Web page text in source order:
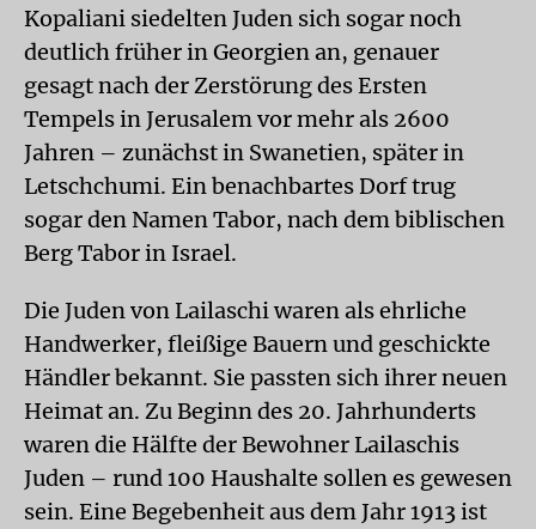
Kopaliani siedelten Juden sich sogar noch
deutlich früher in Georgien an, genauer
gesagt nach der Zerstörung des Ersten
Tempels in Jerusalem vor mehr als 2600
Jahren – zunächst in Swanetien, später in
Letschchumi. Ein benachbartes Dorf trug
sogar den Namen Tabor, nach dem biblischen
Berg Tabor in Israel.
Die Juden von Lailaschi waren als ehrliche
Handwerker, fleißige Bauern und geschickte
Händler bekannt. Sie passten sich ihrer neuen
Heimat an. Zu Beginn des 20. Jahrhunderts
waren die Hälfte der Bewohner Lailaschis
Juden – rund 100 Haushalte sollen es gewesen
sein. Eine Begebenheit aus dem Jahr 1913 ist